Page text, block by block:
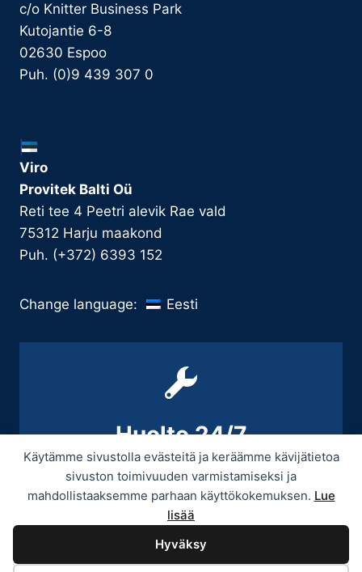
Käytämme sivustolla evästeitä ja keräämme kävijätietoa
sivuston toimivuuden varmistamiseksi ja
mahdollistaaksemme parhaan käyttökokemuksen. Lue
lisää
Hyväksy
c/o Knitter Business Park
Kutojantie 6-8
02630 Espoo
Puh. (0)9 439 307 0
Viro
Provitek Balti Oü
Reti tee 4 Peetri alevik Rae vald
75312 Harju maakond
Puh. (+372) 6393 152
Change language: Eesti
Huolto 24/7
+358 9 439 3070 / +358 50 545 5664
© 2026 Provitek -Tietosuojaseloste